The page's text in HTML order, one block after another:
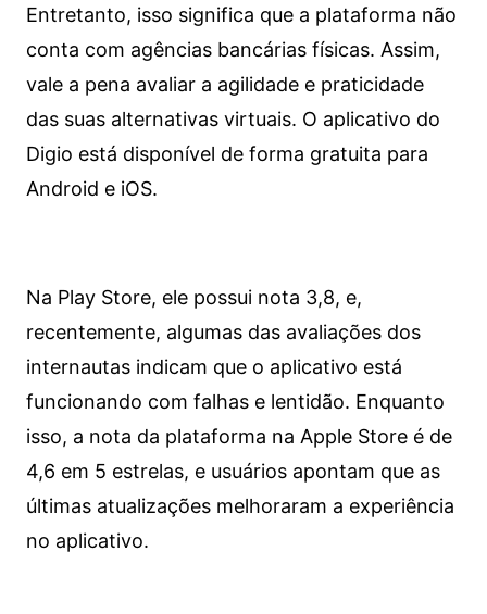
Entretanto, isso significa que a plataforma não
conta com agências bancárias físicas. Assim,
vale a pena avaliar a agilidade e praticidade
das suas alternativas virtuais. O aplicativo do
Digio está disponível de forma gratuita para
Android e iOS.
Na Play Store, ele possui nota 3,8, e,
recentemente, algumas das avaliações dos
internautas indicam que o aplicativo está
funcionando com falhas e lentidão. Enquanto
isso, a nota da plataforma na Apple Store é de
4,6 em 5 estrelas, e usuários apontam que as
últimas atualizações melhoraram a experiência
no aplicativo.